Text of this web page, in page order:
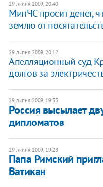
29 липня 2009, 20:40
МинЧС просит денег,
землю от
29 липня 2009, 20:12
Апелляционный суд
долгов за
29 липня 2009, 19:35
Россия высылает
дипломатов
29 липня 2009, 19:28
Папа Римский
Ватикан